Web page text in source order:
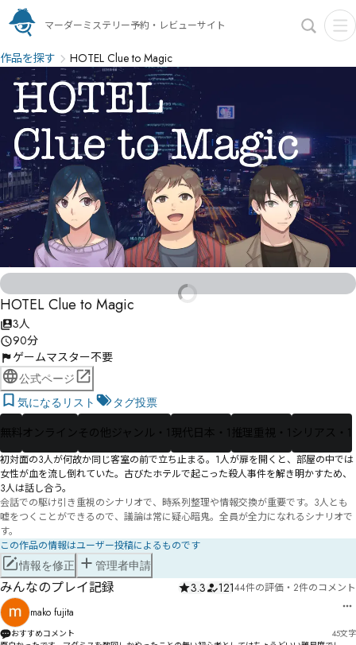
マーダーミステリー予約・レビューサイト
作品を探す HOTEL Clue to Magic
HOTEL Clue to Magic
3人
90分
ゲームマスター不要
公式ページ
気になるリスト
タグ投票
無料 オンライン その他ジャンル・1現代日本・1 推理重視・1 シリアス・1
初対面の3人が何故か同じ客室の前で立ち止まる。1人が扉を開くと、部屋の中では
女性が血を流し倒れていた。古びたホテルで起こった殺人事件を解き明かすため、
3人は話し合う。
会話での駆け引き重視のシナリオで、時系列整理や情報交換が重要です。3人とも
嘘をつくことができるので、議論は常に疑心暗鬼。全員が全力になれるシナリオで
す。
この作品の情報はユーザー投稿によるものです
情報を修正 管理者申請
みんなのプレイ記録 3.3 12144件の評価 ・ 2件のコメント
mako fujita
おすすめコメント 45文字